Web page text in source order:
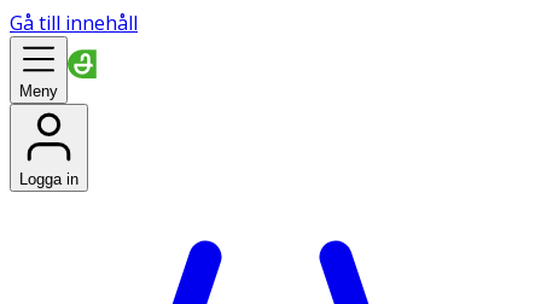
Gå till innehåll
Meny
Logga in